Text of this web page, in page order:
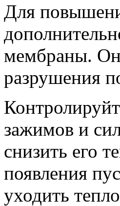
Для
мембраны.
разрушения
зажимов и
снизить его
появления
уходить